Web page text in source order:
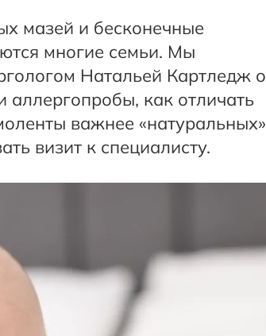
мазей и бесконечные
многие семьи. Мы
Натальей Картледж о
как отличать
важнее «натуральных»
визит к специалисту.